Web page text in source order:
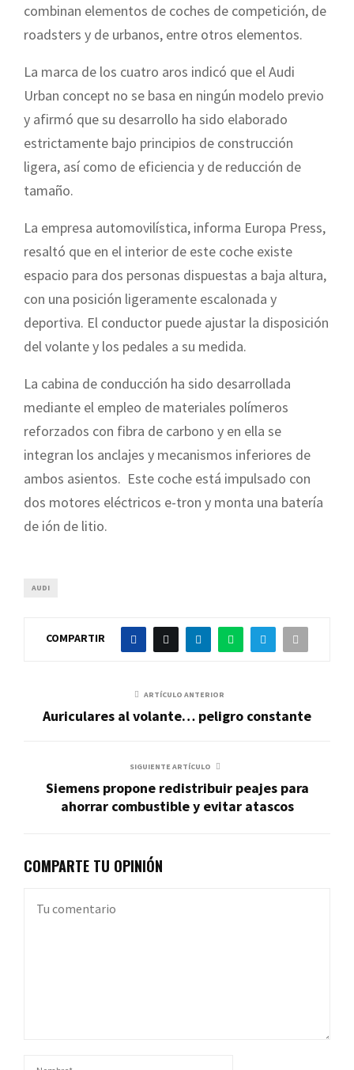
combinan elementos de coches de competición, de
roadsters y de urbanos, entre otros elementos.
La marca de los cuatro aros indicó que el Audi
Urban concept no se basa en ningún modelo previo
y afirmó que su desarrollo ha sido elaborado
estrictamente bajo principios de construcción
ligera, así como de eficiencia y de reducción de
tamaño.
La empresa automovilística, informa Europa Press,
resaltó que en el interior de este coche existe
espacio para dos personas dispuestas a baja altura,
con una posición ligeramente escalonada y
deportiva. El conductor puede ajustar la disposición
del volante y los pedales a su medida.
La cabina de conducción ha sido desarrollada
mediante el empleo de materiales polímeros
reforzados con fibra de carbono y en ella se
integran los anclajes y mecanismos inferiores de
ambos asientos. Este coche está impulsado con
dos motores eléctricos e-tron y monta una batería
de ión de litio.
AUDI
COMPARTIR
ARTÍCULO ANTERIOR
Auriculares al volante… peligro constante
SIGUIENTE ARTÍCULO
Siemens propone redistribuir peajes para
ahorrar combustible y evitar atascos
COMPARTE TU OPINIÓN